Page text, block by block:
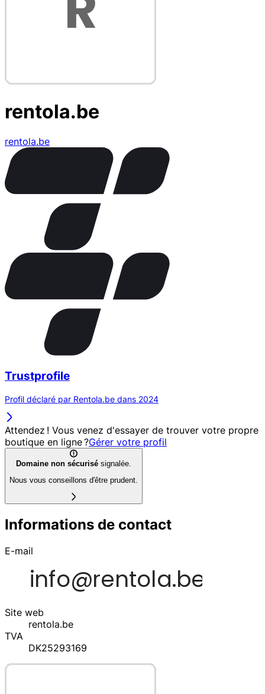
rentola.be
rentola.be
Trustprofile
Profil déclaré par Rentola.be dans 2024
Attendez ! Vous venez d'essayer de trouver votre propre
boutique en ligne ?Gérer votre profil
Domaine non sécurisé signalée.
Nous vous conseillons d'être prudent.
Informations de contact
E-mail
Site web
rentola.be
TVA
DK25293169